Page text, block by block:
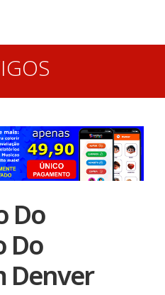
Do
Do
Denver